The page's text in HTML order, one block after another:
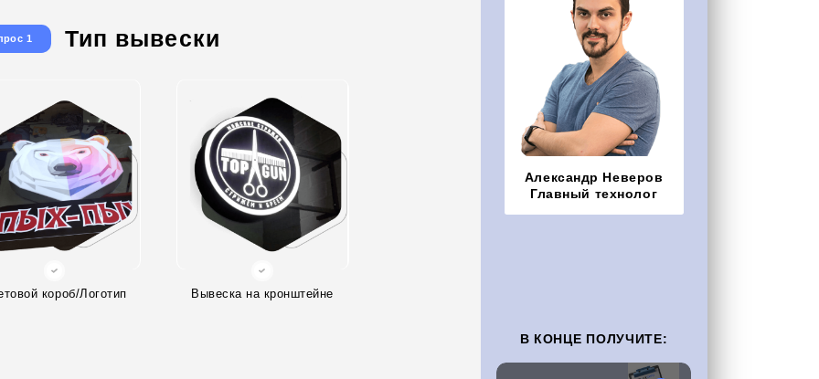
1 Тип вывески
короб/Логотип Вывеска на кронштейне
Александр Неверов
Главный технолог
В КОНЦЕ ПОЛУЧИТЕ: